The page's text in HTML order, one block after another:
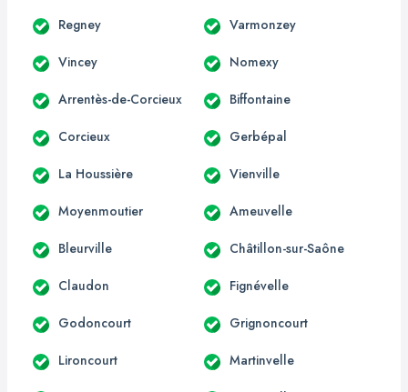
Regney Varmonzey
Vincey Nomexy
Arrentès-de-Corcieux Biffontaine
Corcieux Gerbépal
La Houssière Vienville
Moyenmoutier Ameuvelle
Bleurville Châtillon-sur-Saône
Claudon Fignévelle
Godoncourt Grignoncourt
Lironcourt Martinvelle